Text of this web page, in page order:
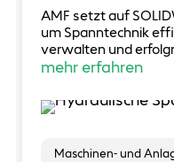
AMF setzt auf
um Spanntechnik
verwalten und
mehr erfahren
Maschinen- und